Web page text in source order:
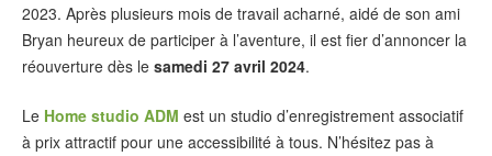
2023. Après plusieurs mois de travail acharné, aidé de son ami
Bryan heureux de participer à l’aventure, il est fier d’annoncer la
réouverture dès le samedi 27 avril 2024.
Le Home studio ADM est un studio d’enregistrement associatif
à prix attractif pour une accessibilité à tous. N’hésitez pas à